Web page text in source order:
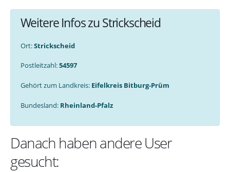
Weitere Infos zu Strickscheid
Ort:Strickscheid
Postleitzahl:54597
Gehört zum Landkreis: Eifelkreis Bitburg-Prüm
Bundesland: Rheinland-Pfalz
Danach haben andere User
gesucht: